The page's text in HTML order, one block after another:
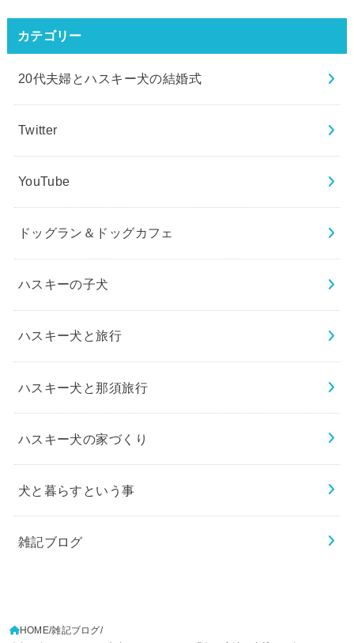
カテゴリー
20代夫婦とハスキー犬の結婚式
Twitter
YouTube
ドッグラン＆ドッグカフェ
ハスキーの子犬
ハスキー犬と旅行
ハスキー犬と那須旅行
ハスキー犬の家づくり
犬と暮らすという事
雑記ブログ
HOME 雑記ブログ